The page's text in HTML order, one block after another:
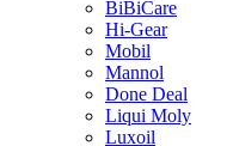
BiBiCare
Hi-Gear
Mobil
Mannol
Done Deal
Liqui Moly
Luxoil